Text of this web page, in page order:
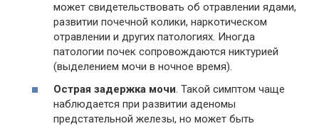
может свидетельствовать об отравлении ядами,
развитии почечной колики, наркотическом
отравлении и других патологиях. Иногда
патологии почек сопровождаются никтурией
(выделением мочи в ночное время).
Острая задержка мочи. Такой симптом чаще
наблюдается при развитии аденомы
предстательной железы, но может быть